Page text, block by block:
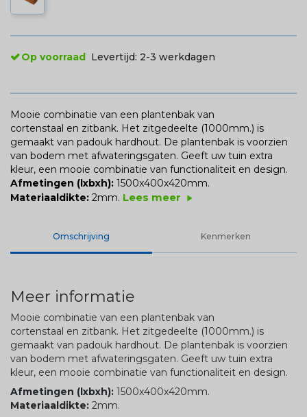
Op voorraad Levertijd: 2-3 werkdagen
Mooie combinatie van een plantenbak van
cortenstaal en zitbank. Het zitgedeelte (1000mm.) is
gemaakt van padouk hardhout. De plantenbak is voorzien
van bodem met afwateringsgaten. Geeft uw tuin extra
kleur, een mooie combinatie van functionaliteit en design.
Afmetingen (lxbxh): 1500x400x420mm.
Materiaaldikte: 2mm. Lees meer play_arrow
Omschrijving Kenmerken
Meer informatie
Mooie combinatie van een plantenbak van
cortenstaal en zitbank. Het zitgedeelte (1000mm.) is
gemaakt van padouk hardhout. De plantenbak is voorzien
van bodem met afwateringsgaten. Geeft uw tuin extra
kleur, een mooie combinatie van functionaliteit en design.
Afmetingen (lxbxh): 1500x400x420mm.
Materiaaldikte: 2mm.